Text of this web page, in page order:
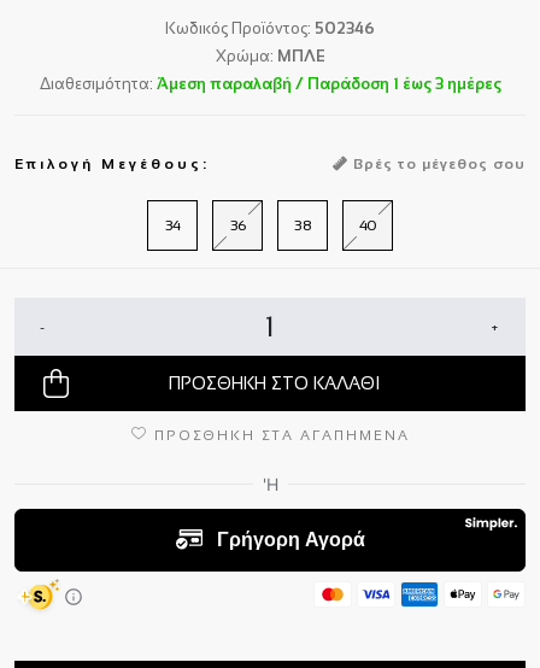
Κωδικός Προϊόντος: 502346
Χρώμα: ΜΠΛΕ
Διαθεσιμότητα: Άμεση παραλαβή / Παράδoση 1 έως 3 ημέρες
Επιλογή Μεγέθους: Βρές το μέγεθος σου
34 36 38 40
- +
ΠΡΟΣΘΗΚΗ ΣΤΟ ΚΑΛΑΘΙ
ΠΡΟΣΘΗΚΗ ΣΤΑ ΑΓΑΠΗΜΕΝΑ